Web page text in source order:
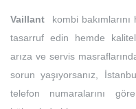
Vaillant kombi
tasarruf edin hemde
arıza ve servis
sorun yaşıyorsanız,
telefon numaralarını